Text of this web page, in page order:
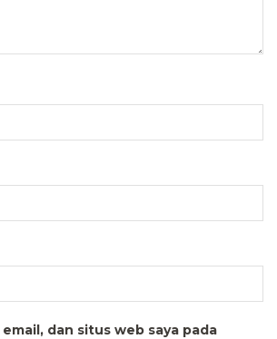
email, dan situs web saya pada